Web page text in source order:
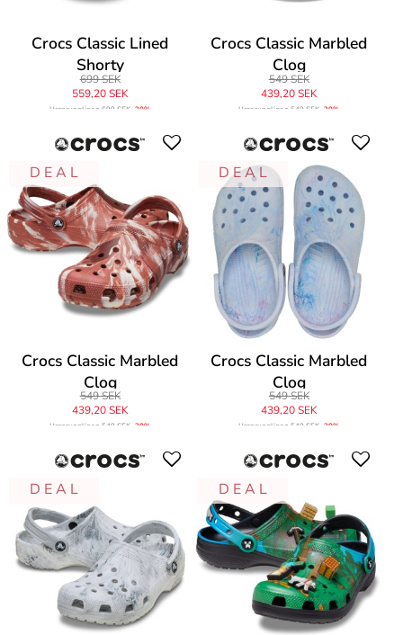
Crocs Classic Lined
Shorty
699 SEK
559,20 SEK
Ursprungligen699 SEK -20%
Crocs Classic Marbled
Clog
549 SEK
439,20 SEK
Ursprungligen549 SEK -20%
D E A L
Crocs Classic Marbled
Clog
549 SEK
439,20 SEK
Ursprungligen549 SEK -20%
D E A L
Crocs Classic Marbled
Clog
549 SEK
439,20 SEK
Ursprungligen549 SEK -20%
D E A L D E A L